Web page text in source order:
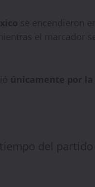
se encendieron
el marcador
únicamente por la
del